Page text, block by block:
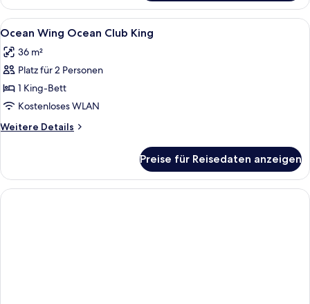
Alle
Fotos
für
Ocean
Wing
Ocean
Club
King
Minibar, Zimmersafe, Schreibtisch,
1
Ocean Wing Ocean Club King
36 m²
Platz für 2 Personen
1 King-Bett
Kostenloses WLAN
Weitere Details
Weitere
Wing
Ocean
Club
Preise für Reisedaten anzeigen